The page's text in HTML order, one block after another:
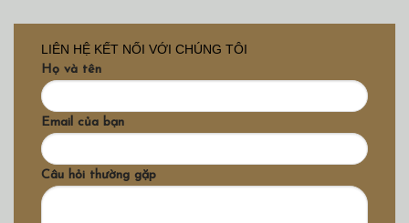
LIÊN HỆ KẾT NỐI VỚI CHÚNG TÔI
Họ và tên
Email của bạn
Câu hỏi thường gặp